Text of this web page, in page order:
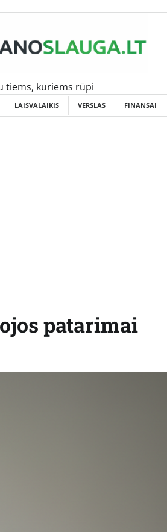
tiems, kuriems rūpi
LAISVALAIKIS VERSLAS FINANSAI
patarimai